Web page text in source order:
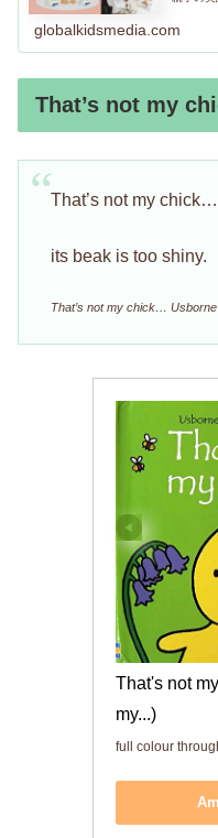
globalkidsmedia.com
That’s not my
That’s not my chick…
its beak is too shiny.
That’s not my chick… Usborne
That's not
my...)
full colour